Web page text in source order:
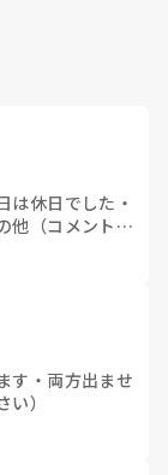
討していくこ
は休日でした ・
他（コメントで
す ・両方出ませ
）